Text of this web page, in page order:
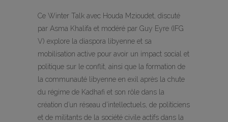
Ce Winter Talk avec Houda Mzioudet, discuté
par Asma Khalifa et modéré par Guy Eyre (IFG
V) explore la diaspora libyenne et sa
mobilisation active pour avoir un impact social et
politique sur le conflit, ainsi que la formation de
la communauté libyenne en exil après la chute
du régime de Kadhafi et son rôle dans la
création d’un réseau d’intellectuels, de politiciens
et de militants de la société civile actifs dans la